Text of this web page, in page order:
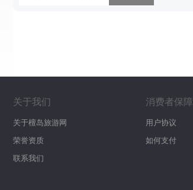
关于我们
关于檀岛旅游网
荣誉资质
联系我们
消费者保障
用户协议
如何支付